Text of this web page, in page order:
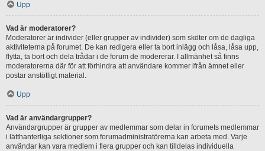
Upp
Vad är moderatorer?
Moderatorer är individer (eller grupper av individer) som sköter om de dagliga
aktiviteterna på forumet. De kan redigera eller ta bort inlägg och låsa, låsa upp,
flytta, ta bort och dela trådar i de forum de modererar. I allmänhet så finns
moderatorerna där för att förhindra att användare kommer ifrån ämnet eller
postar anstötligt material.
Upp
Vad är användargrupper?
Användargrupper är grupper av medlemmar som delar in forumets medlemmar
i lätthanterliga sektioner som forumadministratörerna kan arbeta med. Varje
användar kan vara medlem i flera grupper och kan tilldelas individuella